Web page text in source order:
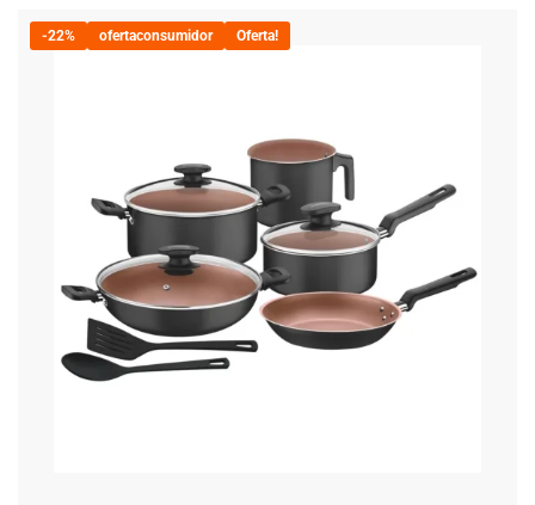
-22% ofertaconsumidor Oferta!